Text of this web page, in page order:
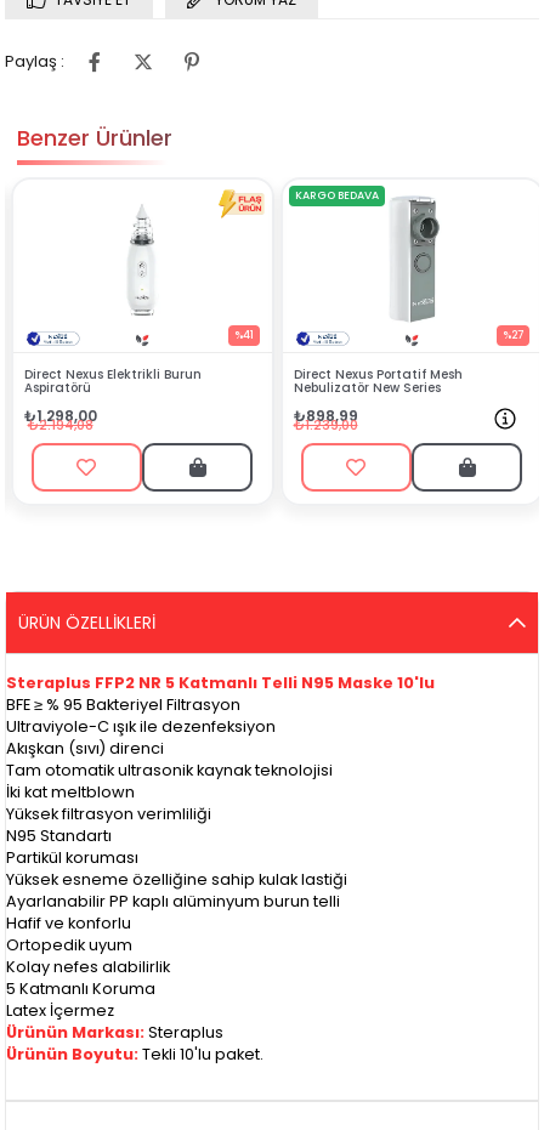
Paylaş :
Benzer Ürünler
%41
Direct Nexus Elektrikli Burun
Aspiratörü
₺1.298,00
₺2.194,08
%27
KARGO BEDAVA
Direct Nexus Portatif Mesh
Nebulizatör New Series
₺898,99
₺1.239,00
ÜRÜN ÖZELLIKLERI
Steraplus FFP2 NR 5 Katmanlı Telli N95 Maske 10'lu
BFE ≥ % 95 Bakteriyel Filtrasyon
Ultraviyole-C ışık ile dezenfeksiyon
Akışkan (sıvı) direnci
Tam otomatik ultrasonik kaynak teknolojisi
İki kat meltblown
Yüksek filtrasyon verimliliği
N95 Standartı
Partikül koruması
Yüksek esneme özelliğine sahip kulak lastiği
Ayarlanabilir PP kaplı alüminyum burun telli
Hafif ve konforlu
Ortopedik uyum
Kolay nefes alabilirlik
5 Katmanlı Koruma
Latex İçermez
Ürünün Markası:Steraplus
Ürünün Boyutu: Tekli 10'lu paket.